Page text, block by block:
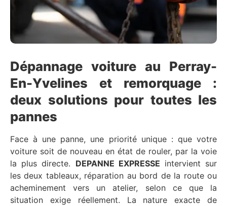
Dépannage voiture au Perray-
En-Yvelines et remorquage :
deux solutions pour toutes les
pannes
Face à une panne, une priorité unique : que votre
voiture soit de nouveau en état de rouler, par la voie
la plus directe. DEPANNE EXPRESSE intervient sur
les deux tableaux, réparation au bord de la route ou
acheminement vers un atelier, selon ce que la
situation exige réellement. La nature exacte de